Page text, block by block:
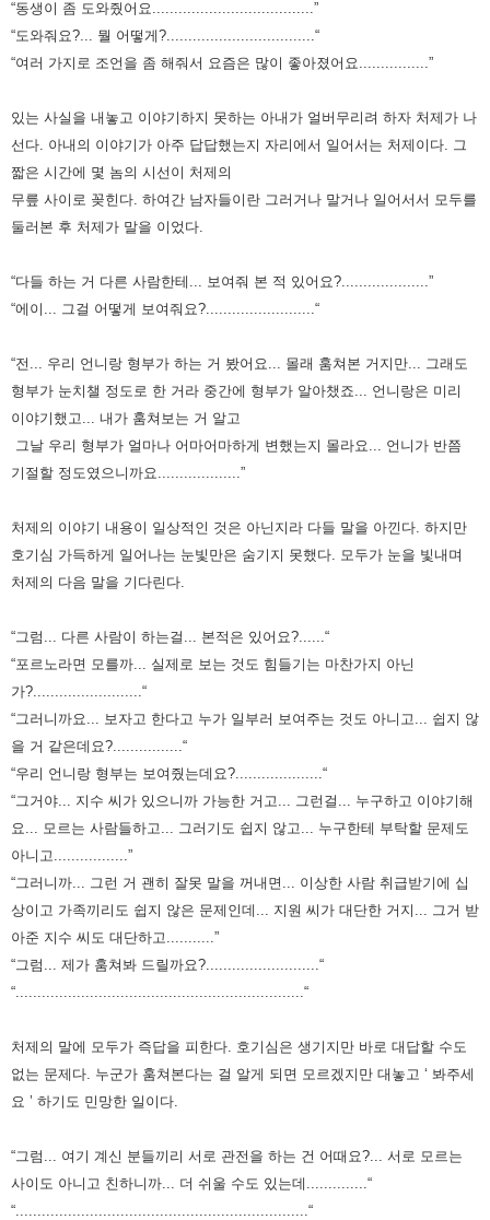
“동생이 좀 도와줬어요.....................................”
“도와줘요?... 뭘 어떻게?..................................“
“여러 가지로 조언을 좀 해줘서 요즘은 많이 좋아졌어요................”
있는 사실을 내놓고 이야기하지 못하는 아내가 얼버무리려 하자 처제가 나
선다. 아내의 이야기가 아주 답답했는지 자리에서 일어서는 처제이다.
그
짧은 시간에 몇 놈의 시선이 처제의
무릎 사이로 꽂힌다. 하여간 남자들이란 그러거나 말거나 일어서서 모두를
둘러본 후 처제가 말을 이었다.
“다들 하는 거 다른 사람한테... 보여줘 본 적 있어요?....................”
“에이... 그걸 어떻게 보여줘요?.........................“
“전... 우리 언니랑 형부가 하는 거 봤어요... 몰래 훔쳐본 거지만... 그래도
형부가 눈치챌 정도로 한 거라 중간에 형부가 알아챘죠... 언니랑은 미리
이야기했고... 내가 훔쳐보는 거 알고
그날 우리 형부가 얼마나 어마어마하게 변했는지 몰라요... 언니가 반쯤
기절할 정도였으니까요...................”
처제의 이야기 내용이 일상적인 것은 아닌지라 다들 말을 아낀다. 하지만
호기심 가득하게 일어나는 눈빛만은 숨기지 못했다.
모두가 눈을 빛내며
처제의 다음 말을 기다린다.
“그럼... 다른 사람이 하는걸... 본적은 있어요?......“
“포르노라면 모를까... 실제로 보는 것도 힘들기는 마찬가지 아닌
가?.........................“
“그러니까요... 보자고 한다고 누가 일부러 보여주는 것도 아니고... 쉽지 않
을 거 같은데요?................“
“우리 언니랑 형부는 보여줬는데요?....................“
“그거야... 지수 씨가 있으니까 가능한 거고... 그런걸... 누구하고 이야기해
요... 모르는 사람들하고... 그러기도 쉽지 않고... 누구한테 부탁할 문제도
아니고.................”
“그러니까... 그런 거 괜히 잘못 말을 꺼내면... 이상한 사람 취급받기에 십
상이고 가족끼리도 쉽지 않은 문제인데... 지원 씨가 대단한 거지... 그거 받
아준 지수 씨도 대단하고...........”
“그럼... 제가 훔쳐봐 드릴까요?..........................“
“..................................................................“
처제의 말에 모두가 즉답을 피한다. 호기심은 생기지만 바로 대답할 수도
없는 문제다. 누군가 훔쳐본다는 걸 알게 되면 모르겠지만 대놓고 ‘ 봐주세
요 ’ 하기도 민망한 일이다.
“그럼... 여기 계신 분들끼리 서로 관전을 하는 건 어때요?... 서로 모르는
사이도 아니고 친하니까... 더 쉬울 수도 있는데..............“
“...................................................................“